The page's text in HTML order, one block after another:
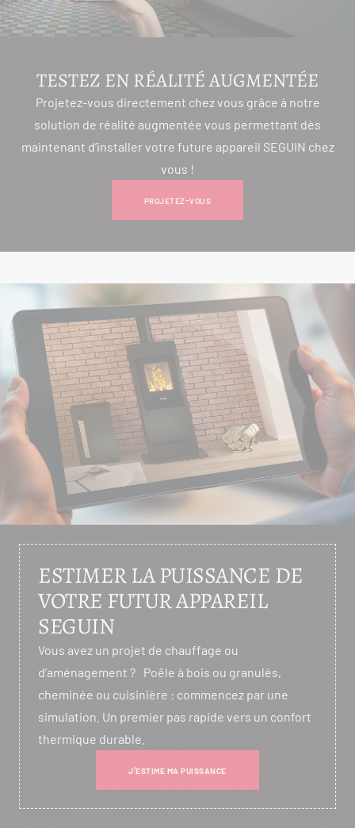
TESTEZ EN RÉALITÉ AUGMENTÉE
Projetez-vous directement chez vous grâce à notre
solution de réalité augmentée vous permettant dès
maintenant d’installer votre future appareil SEGUIN chez
vous !
PROJETEZ-VOUS
ESTIMER LA PUISSANCE DE
VOTRE FUTUR APPAREIL
SEGUIN
Vous avez un projet de chauffage ou
d’aménagement ? Poêle à bois ou granulés,
cheminée ou cuisinière : commencez par une
simulation. Un premier pas rapide vers un confort
thermique durable.
J'ESTIME MA PUISSANCE